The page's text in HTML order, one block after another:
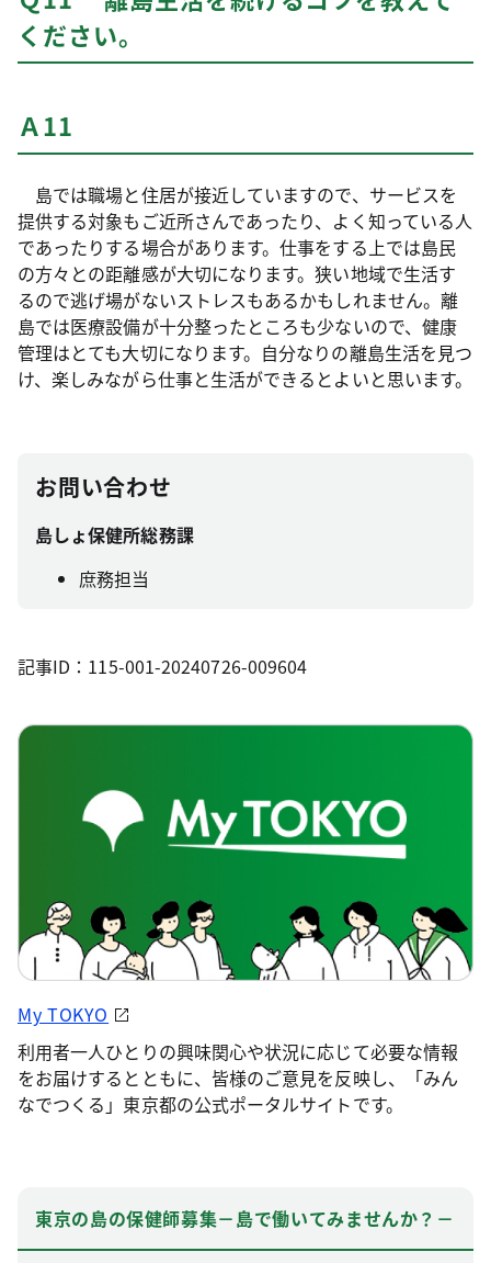
ください。
Ａ11
島では職場と住居が接近していますので、サービスを
提供する対象もご近所さんであったり、よく知っている人
であったりする場合があります。仕事をする上では島民
の方々との距離感が大切になります。狭い地域で生活す
るので逃げ場がないストレスもあるかもしれません。離
島では医療設備が十分整ったところも少ないので、健康
管理はとても大切になります。自分なりの離島生活を見つ
け、楽しみながら仕事と生活ができるとよいと思います。
お問い合わせ
島しょ保健所総務課
庶務担当
記事ID：115-001-20240726-009604
My TOKYO
利用者一人ひとりの興味関心や状況に応じて必要な情報
をお届けするとともに、皆様のご意見を反映し、「みん
なでつくる」東京都の公式ポータルサイトです。
東京の島の保健師募集－島で働いてみませんか？－